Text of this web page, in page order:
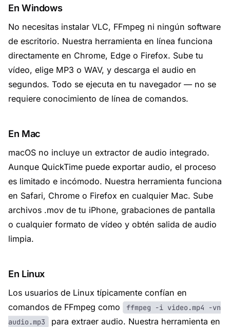
En Windows
No necesitas instalar VLC, FFmpeg ni ningún software
de escritorio. Nuestra herramienta en línea funciona
directamente en Chrome, Edge o Firefox. Sube tu
vídeo, elige MP3 o WAV, y descarga el audio en
segundos. Todo se ejecuta en tu navegador — no se
requiere conocimiento de línea de comandos.
En Mac
macOS no incluye un extractor de audio integrado.
Aunque QuickTime puede exportar audio, el proceso
es limitado e incómodo. Nuestra herramienta funciona
en Safari, Chrome o Firefox en cualquier Mac. Sube
archivos .mov de tu iPhone, grabaciones de pantalla
o cualquier formato de vídeo y obtén salida de audio
limpia.
En Linux
Los usuarios de Linux típicamente confían en
comandos de FFmpeg como
ffmpeg -i video.mp4 -vn
audio.mp3
para extraer audio. Nuestra herramienta en